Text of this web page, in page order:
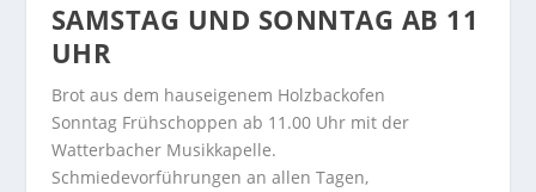
SAMSTAG UND SONNTAG AB 11
UHR
Brot aus dem hauseigenem Holzbackofen
Sonntag Frühschoppen ab 11.00 Uhr mit der
Watterbacher Musikkapelle.
Schmiedevorführungen an allen Tagen,